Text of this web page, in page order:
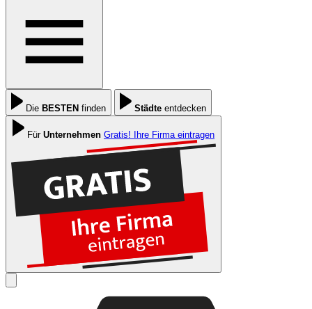
Die BESTEN finden Städte entdecken
Für Unternehmen Gratis! Ihre Firma eintragen